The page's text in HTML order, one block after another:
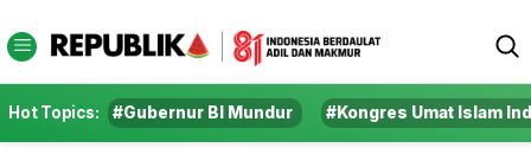
Hot Topics: #Gubernur BI Mundur #Kongres Umat Islam